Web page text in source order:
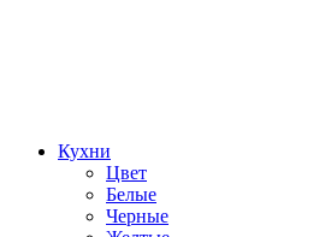
Кухни
Цвет
Белые
Черные